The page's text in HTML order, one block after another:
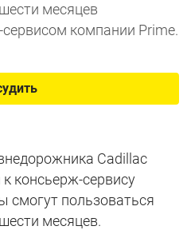
месяцев
компании Prime.
Cadillac
консьерж-сервису
смогут пользоваться
месяцев.